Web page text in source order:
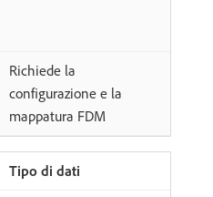
Richiede la
configurazione e la
mappatura FDM
Tipo di dati